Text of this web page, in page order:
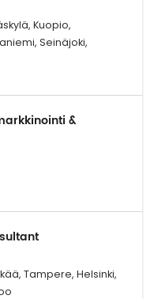
Kuopio,
Seinäjoki,
&
Tampere, Helsinki,